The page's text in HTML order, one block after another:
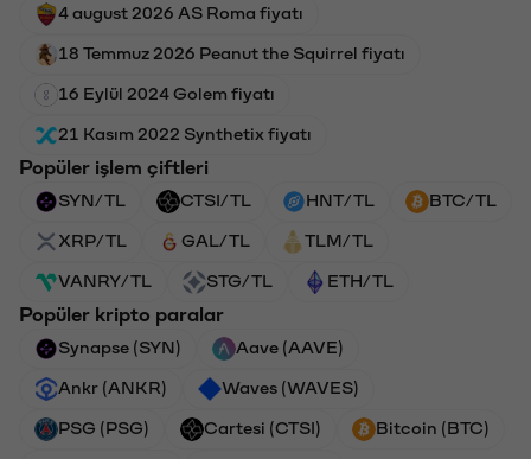
4 august 2026 AS Roma fiyatı
18 Temmuz 2026 Peanut the Squirrel fiyatı
16 Eylül 2024 Golem fiyatı
21 Kasım 2022 Synthetix fiyatı
Popüler işlem çiftleri
SYN/TL CTSI/TL HNT/TL BTC/TL
XRP/TL GAL/TL TLM/TL
VANRY/TL STG/TL ETH/TL
Popüler kripto paralar
Synapse (SYN) Aave (AAVE)
Ankr (ANKR) Waves (WAVES)
PSG (PSG) Cartesi (CTSI) Bitcoin (BTC)